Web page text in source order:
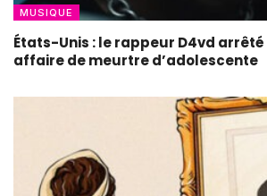
MUSIQUE
États-Unis : le rappeur D4vd
affaire de meurtre d’adolescente